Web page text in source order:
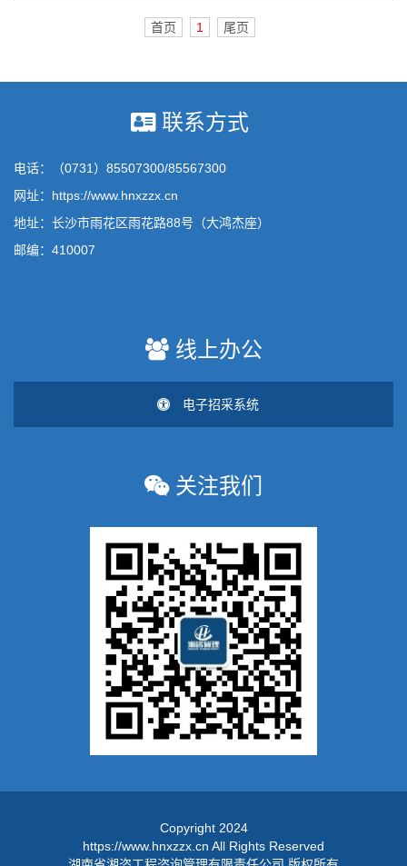
首页 1 尾页
联系方式
电话：（0731）85507300/85567300
网址：https://www.hnxzzx.cn
地址：长沙市雨花区雨花路88号（大鸿杰座）
邮编：410007
线上办公
电子招采系统
关注我们
Copyright 2024
https://www.hnxzzx.cn All Rights Reserved